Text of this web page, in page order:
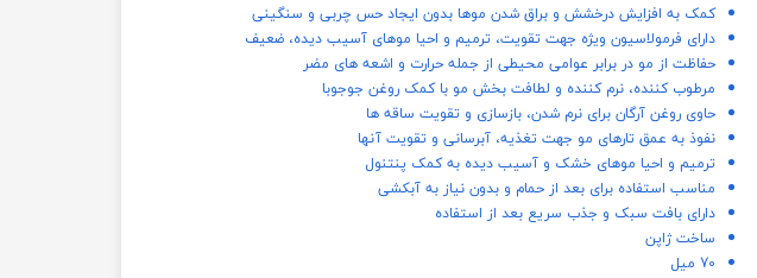
کمک به افزایش درخشش و براق شدن موها بدون ایجاد حس چربی و سنگینی
دارای فرمولاسیون ویژه جهت تقویت، ترمیم و احیا موهای آسیب دیده، ضعیف
حفاظت از مو در برابر عوامی محیطی از جمله حرارت و اشعه های مضر
مرطوب کننده، نرم کننده و لطافت بخش مو با کمک روغن جوجوبا
حاوی روغن آرگان برای نرم شدن، بازسازی و تقویت ساقه ها
نفوذ به عمق تارهای مو جهت تغذیه، آبرسانی و تقویت آنها
ترمیم و احیا موهای خشک و آسیب دیده به کمک پنتنول
مناسب استفاده برای بعد از حمام و بدون نیاز به آبکشی
دارای بافت سبک و جذب سریع بعد از استفاده
ساخت ژاپن
70 میل